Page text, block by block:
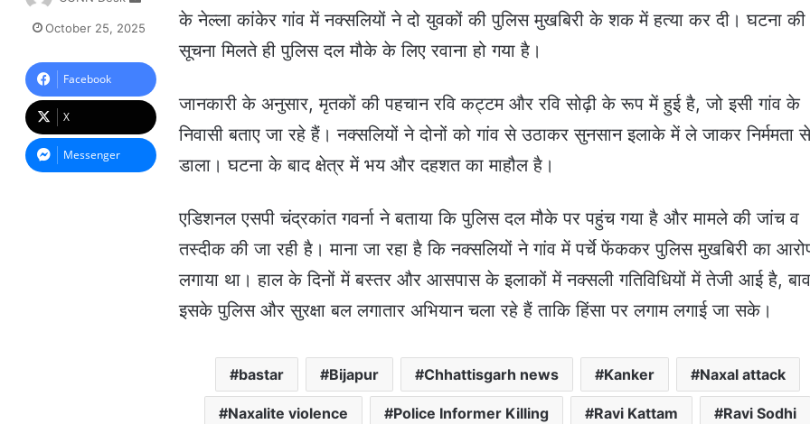
के नेल्ला कांकेर गांव में नक्सलियों ने दो युवकों की पुलिस मुखबिरी के शक में हत्या कर दी। घटना की
सूचना मिलते ही पुलिस दल मौके के लिए रवाना हो गया है।
जानकारी के अनुसार, मृतकों की पहचान रवि कट्टम और रवि सोढ़ी के रूप में हुई है, जो इसी गांव के
निवासी बताए जा रहे हैं। नक्सलियों ने दोनों को गांव से उठाकर सुनसान इलाके में ले जाकर निर्ममता
डाला। घटना के बाद क्षेत्र में भय और दहशत का माहौल है।
एडिशनल एसपी चंद्रकांत गवर्ना ने बताया कि पुलिस दल मौके पर पहुंच गया है और मामले की जांच व
तस्दीक की जा रही है। माना जा रहा है कि नक्सलियों ने गांव में पर्चे फेंककर पुलिस मुखबिरी का
लगाया था। हाल के दिनों में बस्तर और आसपास के इलाकों में नक्सली गतिविधियों में तेजी आई है,
इसके पुलिस और सुरक्षा बल लगातार अभियान चला रहे हैं ताकि हिंसा पर लगाम लगाई जा सके।
bastar Bijapur Chhattisgarh news Kanker Naxal attack
Naxalite violence Police Informer Killing Ravi Kattam Ravi Sodhi
n
n
m
October 25, 2025
Facebook
X
Messenger